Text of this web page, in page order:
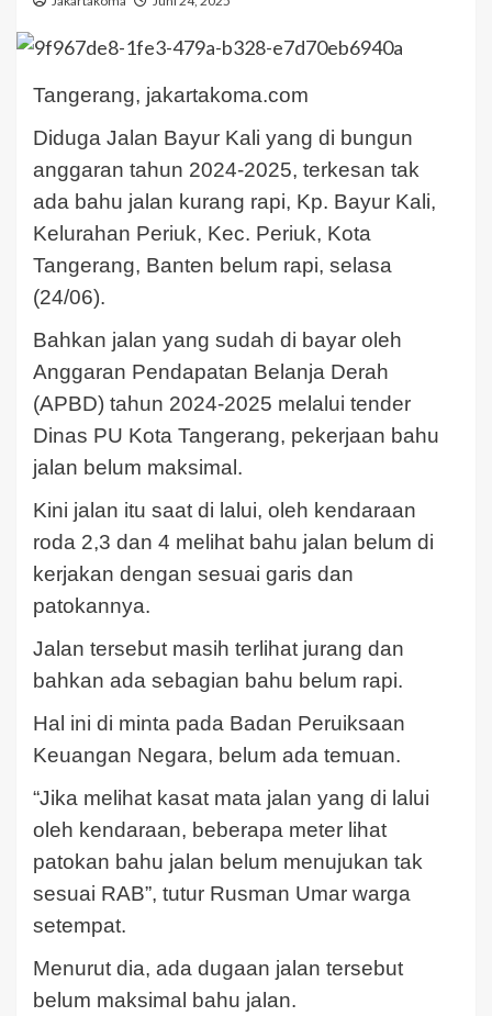
Tangerang, jakartakoma.com
Diduga Jalan Bayur Kali yang di bungun
anggaran tahun 2024-2025, terkesan tak
ada bahu jalan kurang rapi, Kp. Bayur Kali,
Kelurahan Periuk, Kec. Periuk, Kota
Tangerang, Banten belum rapi, selasa
(24/06).
Bahkan jalan yang sudah di bayar oleh
Anggaran Pendapatan Belanja Derah
(APBD) tahun 2024-2025 melalui tender
Dinas PU Kota Tangerang, pekerjaan bahu
jalan belum maksimal.
Kini jalan itu saat di lalui, oleh kendaraan
roda 2,3 dan 4 melihat bahu jalan belum di
kerjakan dengan sesuai garis dan
patokannya.
Jalan tersebut masih terlihat jurang dan
bahkan ada sebagian bahu belum rapi.
Hal ini di minta pada Badan Peruiksaan
Keuangan Negara, belum ada temuan.
“Jika melihat kasat mata jalan yang di lalui
oleh kendaraan, beberapa meter lihat
patokan bahu jalan belum menujukan tak
sesuai RAB”, tutur Rusman Umar warga
setempat.
Menurut dia, ada dugaan jalan tersebut
belum maksimal bahu jalan.